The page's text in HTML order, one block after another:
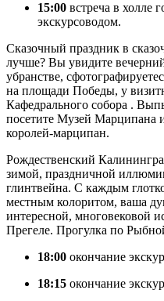
15:00 встреча в
экскурсоводом.
Сказочный праздник в
лучше? Вы увидите
убранстве,
на площади Победы, у
Кафедрального собора .
посетите Музей Марципана
королей-марципан.
Рождественский
зимой, праздничной
глинтвейна. С каждым
местным колоритом, ваша
интересной, многовековой
Прегеле. Прогулка по
18:00 окончание
18:15 окончание